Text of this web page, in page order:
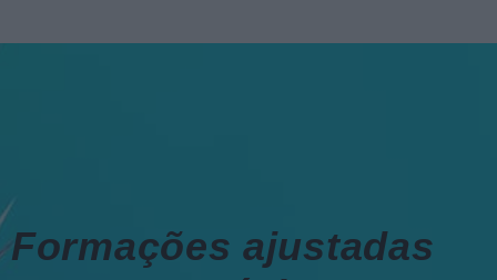
Formações ajustadas